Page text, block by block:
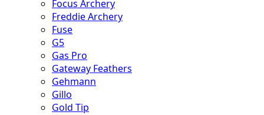
Focus Archery
Freddie Archery
Fuse
G5
Gas Pro
Gateway Feathers
Gehmann
Gillo
Gold Tip